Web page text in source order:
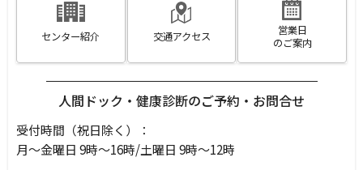
センター紹介 交通アクセス
営業日
のご案内
人間ドック・健康診断のご予約・お問合せ
受付時間（祝日除く）
：
月～金曜日 9時～16時/土曜日 9時～12時